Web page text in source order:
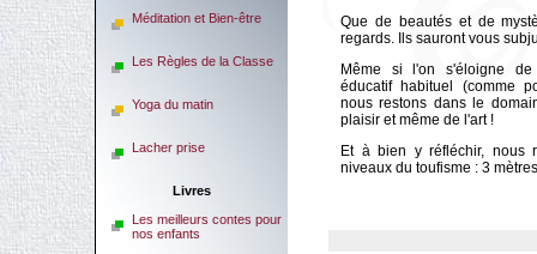
Méditation et Bien-être
Les Règles de la Classe
Yoga du matin
Lacher prise
Livres
Les meilleurs contes pour
nos enfants
Que de beautés et de
regards. Ils sauront vous
Même si l'on s'éloigne de
éducatif habituel (comme
nous restons dans le
plaisir et même de l'art !
Et à bien y réfléchir, nous
niveaux du toufisme : 3